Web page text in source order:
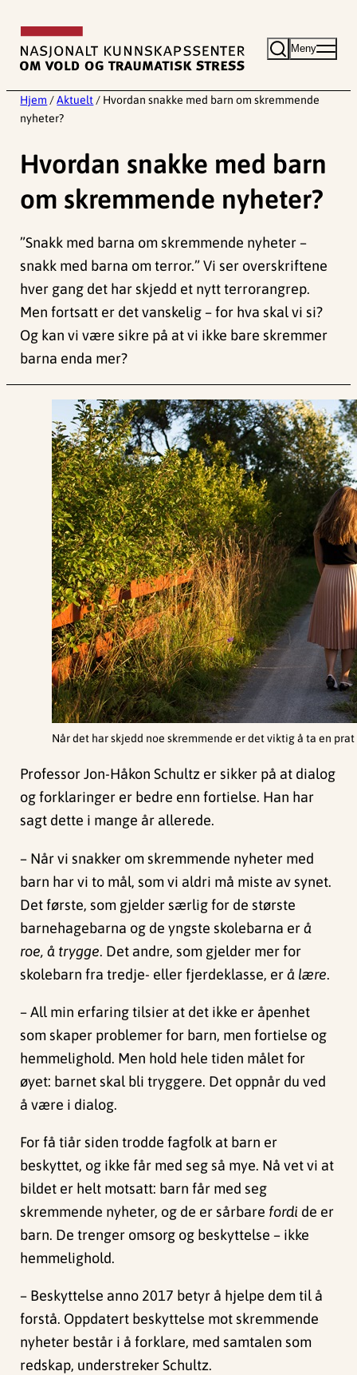
innhold
Meny
Hjem / Aktuelt / Hvordan snakke med barn om skremmende
nyheter?
Hvordan snakke med barn
om skremmende nyheter?
”Snakk med barna om skremmende nyheter –
snakk med barna om terror.” Vi ser overskriftene
hver gang det har skjedd et nytt terrorangrep.
Men fortsatt er det vanskelig – for hva skal vi si?
Og kan vi være sikre på at vi ikke bare skremmer
barna enda mer?
Når det har skjedd noe skremmende er det viktig å ta en
Professor Jon-Håkon Schultz er sikker på at dialog
og forklaringer er bedre enn fortielse. Han har
sagt dette i mange år allerede.
– Når vi snakker om skremmende nyheter med
barn har vi to mål, som vi aldri må miste av synet.
Det første, som gjelder særlig for de største
barnehagebarna og de yngste skolebarna erå
roe, å trygge. Det andre, som gjelder mer for
skolebarn fra tredje- eller fjerdeklasse, erå lære.
– All min erfaring tilsier at det ikke er åpenhet
som skaper problemer for barn, men fortielse og
hemmelighold. Men hold hele tiden målet for
øyet: barnet skal bli tryggere. Det oppnår du ved
å være i dialog.
For få tiår siden trodde fagfolk at barn er
beskyttet, og ikke får med seg så mye. Nå vet vi at
bildet er helt motsatt: barn får med seg
skremmende nyheter, og de er sårbare fordi de er
barn. De trenger omsorg og beskyttelse – ikke
hemmelighold.
– Beskyttelse anno 2017 betyr å hjelpe dem til å
forstå. Oppdatert beskyttelse mot skremmende
nyheter består i å forklare, med samtalen som
redskap, understreker Schultz.